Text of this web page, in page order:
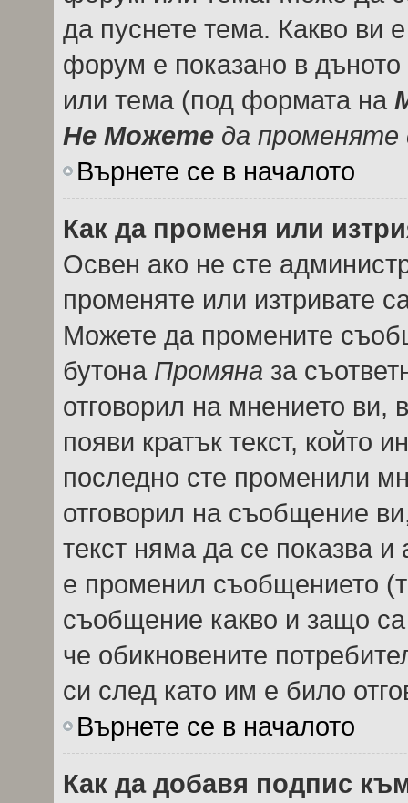
да пуснете тема. Какво ви
форум е показано в
или тема (под формата на
Не Можете да
Върнете се в началото
Как да променя или
Освен ако не сте
променяте или изтривате
Можете да промените
бутона Промяна за
отговорил на мнението
появи кратък текст, който
последно сте променили
отговорил на съобщение
текст няма да се показва
е променил съобщението
съобщение какво и защо
че обикновените
си след като им е било
Върнете се в началото
Как да добавя подпис